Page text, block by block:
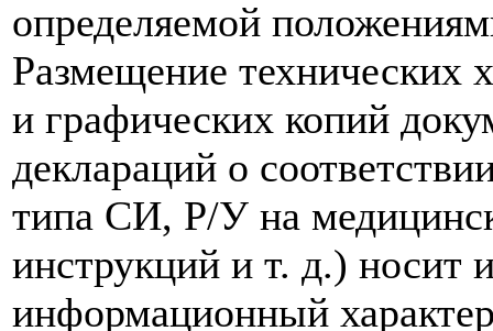
определяемой
Размещение технических
и графических копий
деклараций о
типа СИ, Р/У на
инструкций и т. д.) носит
информационный